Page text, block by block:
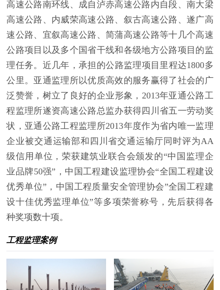
高速公路南环线、成自泸赤高速公路内自段、南大梁
高速公路、内威荣高速公路、叙古高速公路、遂广高
速公路、宜叙高速公路、简蒲高速公路等十几个高速
公路项目以及多个国省干线和各级地方公路项目的监
理任务。近几年，承担的公路监理项目里程达1800多
公里。亚通监理所以优质高效的服务赢得了社会的广
泛赞誉，树立了良好的企业形象，2013年亚通公路工
程监理所遂资高速公路总监办获得四川省五一劳动奖
状，亚通公路工程监理所2013年度作为省内唯一监理
企业被交通运输部和四川省交通运输厅同时评为AA
级信用单位，荣获建筑业联合会颁发的“中国监理企
业品牌50强”，中国工程建设监理协会“全国工程建设
优秀单位”，中国工程质量安全管理协会”全国工程建
设十佳优秀监理单位”等多项荣誉称号，先后获得各
种奖项数十项。
工程监理案例